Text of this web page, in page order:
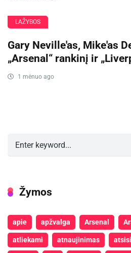
LAŽYBOS
Gary Neville'as, Mike'as
„Arsenal“ rankinį ir
1 mėnuo ago
Žymos
apie apžvalga Arsenal
atliekami atnaujinimas